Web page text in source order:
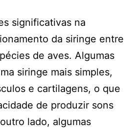
significativas na
da siringe entre
de aves. Algumas
siringe mais simples,
e cartilagens, o que
de produzir sons
lado, algumas